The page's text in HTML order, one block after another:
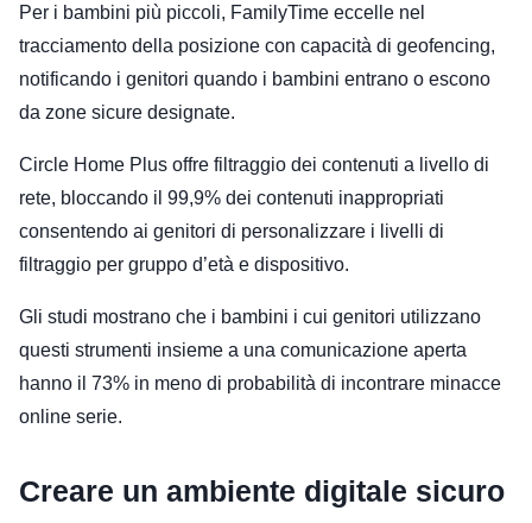
Per i bambini più piccoli, FamilyTime eccelle nel
tracciamento della posizione con capacità di geofencing,
notificando i genitori quando i bambini entrano o escono
da zone sicure designate.
Circle Home Plus offre filtraggio dei contenuti a livello di
rete, bloccando il 99,9% dei contenuti inappropriati
consentendo ai genitori di personalizzare i livelli di
filtraggio per gruppo d’età e dispositivo.
Gli studi mostrano che i bambini i cui genitori utilizzano
questi strumenti insieme a una comunicazione aperta
hanno il 73% in meno di probabilità di incontrare minacce
online serie.
Creare un ambiente digitale sicuro